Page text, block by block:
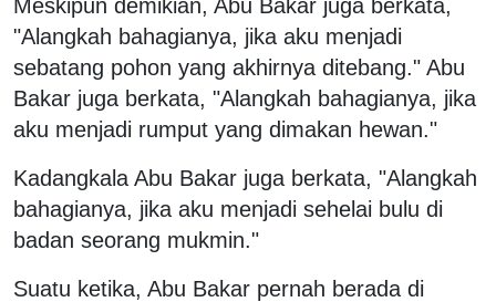
Meskipun demikian, Abu Bakar juga berkata,
"Alangkah bahagianya, jika aku menjadi
sebatang pohon yang akhirnya ditebang." Abu
Bakar juga berkata, "Alangkah bahagianya, jika
aku menjadi rumput yang dimakan hewan."
Kadangkala Abu Bakar juga berkata, "Alangkah
bahagianya, jika aku menjadi sehelai bulu di
badan seorang mukmin."
Suatu ketika, Abu Bakar pernah berada di